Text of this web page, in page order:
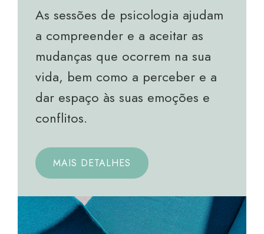
As sessões de psicologia ajudam
a compreender e a aceitar as
mudanças que ocorrem na sua
vida, bem como a perceber e a
dar espaço às suas emoções e
conflitos.
MAIS DETALHES